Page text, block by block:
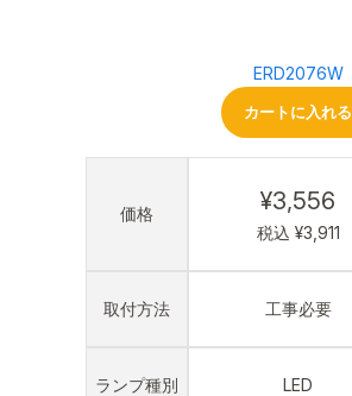
価格
取付方法
ランプ種別
ERD2076W
カートに入れる
¥3,556
税込 ¥3,911
工事必要
LED